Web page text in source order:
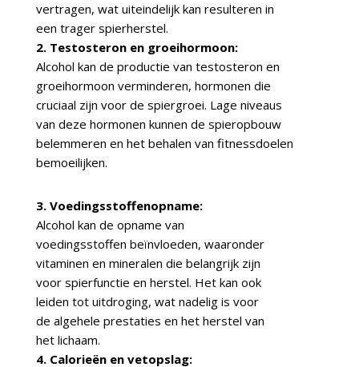
vertragen, wat uiteindelijk kan resulteren in
een trager spierherstel.
2. Testosteron en groeihormoon:
Alcohol kan de productie van testosteron en
groeihormoon verminderen, hormonen die
cruciaal zijn voor de spiergroei. Lage niveaus
van deze hormonen kunnen de spieropbouw
belemmeren en het behalen van fitnessdoelen
bemoeilijken.
3. Voedingsstoffenopname:
Alcohol kan de opname van
voedingsstoffen beïnvloeden, waaronder
vitaminen en mineralen die belangrijk zijn
voor spierfunctie en herstel. Het kan ook
leiden tot uitdroging, wat nadelig is voor
de algehele prestaties en het herstel van
het lichaam.
4. Calorieën en vetopslag: